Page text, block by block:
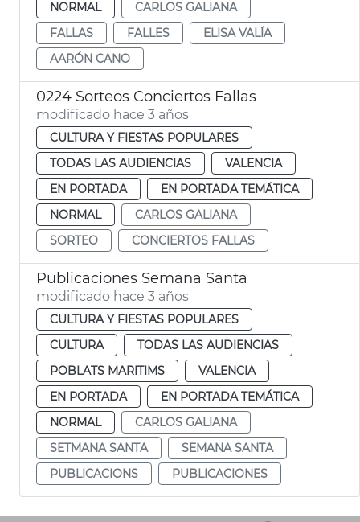
NORMAL
CARLOS GALIANA
FALLAS
FALLES
ELISA VALÍA
AARÓN CANO
0224 Sorteos Conciertos Fallas
modificado hace 3 años
CULTURA Y FIESTAS POPULARES
TODAS LAS AUDIENCIAS
VALENCIA
EN PORTADA
EN PORTADA TEMÁTICA
NORMAL
CARLOS GALIANA
SORTEO
CONCIERTOS FALLAS
Publicaciones Semana Santa
modificado hace 3 años
CULTURA Y FIESTAS POPULARES
CULTURA
TODAS LAS AUDIENCIAS
POBLATS MARITIMS
VALENCIA
EN PORTADA
EN PORTADA TEMÁTICA
NORMAL
CARLOS GALIANA
SETMANA SANTA
SEMANA SANTA
PUBLICACIONS
PUBLICACIONES